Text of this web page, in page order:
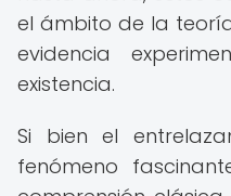
el ámbito de la
evidencia
existencia.
Si bien el
fenómeno